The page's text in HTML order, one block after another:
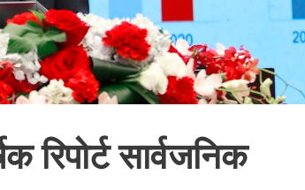
रिपोर्ट सार्वजनिक